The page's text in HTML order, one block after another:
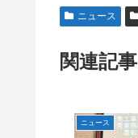
ニュース
関連記事
ニュース